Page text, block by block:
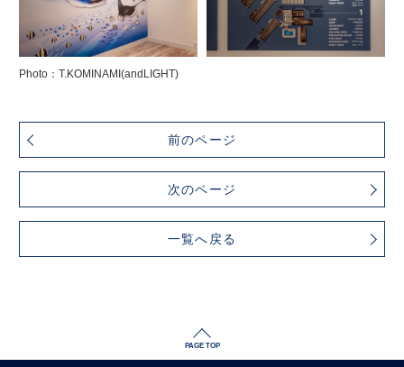
Photo：T.KOMINAMI(andLIGHT)
前のページ
次のページ
一覧へ戻る
PAGE TOP